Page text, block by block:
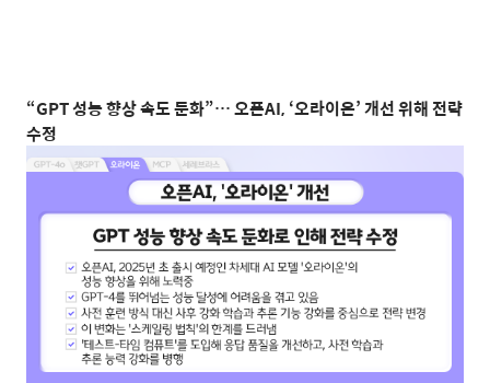
“GPT성능 향상 속도 둔화”… 오픈AI, ‘오라이온’ 개선위해 전략
수정